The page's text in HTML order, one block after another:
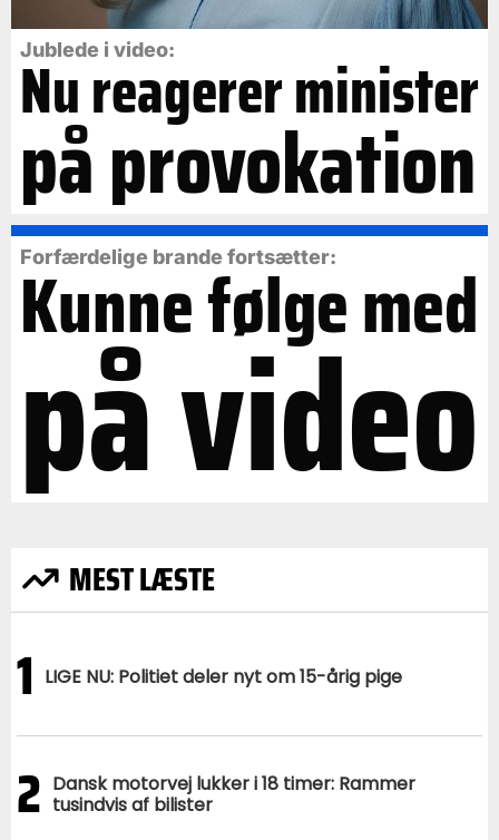
Jublede i video:
Nu reagerer minister
på provokation
Forfærdelige brande fortsætter:
Kunne følge med
på video
MEST LÆSTE
1 LIGE NU: Politiet deler nyt om 15-årig pige
2 Dansk motorvej lukker i 18 timer: Rammer
tusindvis af bilister